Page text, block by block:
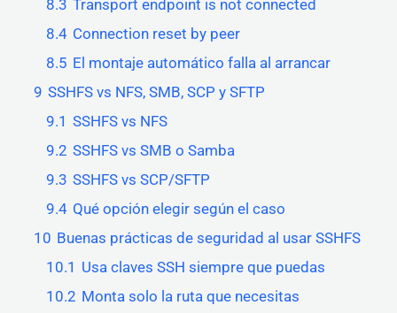
8.3 Transport endpoint is not connected
8.4 Connection reset by peer
8.5 El montaje automático falla al arrancar
9 SSHFS vs NFS, SMB, SCP y SFTP
9.1 SSHFS vs NFS
9.2 SSHFS vs SMB o Samba
9.3 SSHFS vs SCP/SFTP
9.4 Qué opción elegir según el caso
10 Buenas prácticas de seguridad al usar SSHFS
10.1 Usa claves SSH siempre que puedas
10.2 Monta solo la ruta que necesitas